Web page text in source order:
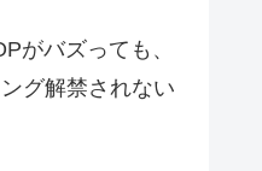
がバズっても、
グ解禁されない